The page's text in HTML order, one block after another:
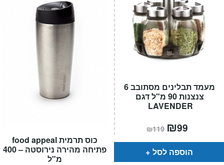
כוס תרמית food appeal
פתיחה מהירה נירוסטה – 400
מ"ל
מעמד תבלינים מסתובב 6
צנצנות 90 מ"ל דגם
LAVENDER
₪119 המחיר
המקורי
היה:
₪119.
₪99
הוא:
הוספה לסל